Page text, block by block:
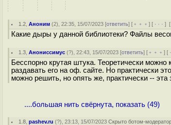
1.2 ,Аноним (2), 22:35, 15/07/2023 [ответить] [ ﹢﹢﹢] [ · · ·][
Какие дыры у данной библиотеки? Файлы
1.3 ,Анониссимус (?), 22:43, 15/07/2023 [ответить] [ ﹢﹢﹢] [
Бесспорно крутая штука. Теоретически
раздавать его на оф. сайте. Но практически
можно решить, но опять же, практически --
....большая нить свёрнута, показать (49)
1.8 ,pashev.ru (?), 23:13, 15/07/2023Скрыто ботом-